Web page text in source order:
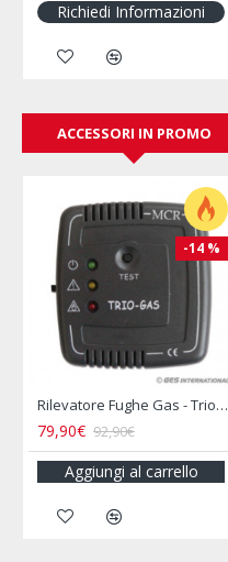
Richiedi Informazioni
ACCESSORI IN PROMO
-14 %
Rilevatore Fughe Gas - Triogas Mcr
79,90€ 92,90€
Aggiungi al carrello